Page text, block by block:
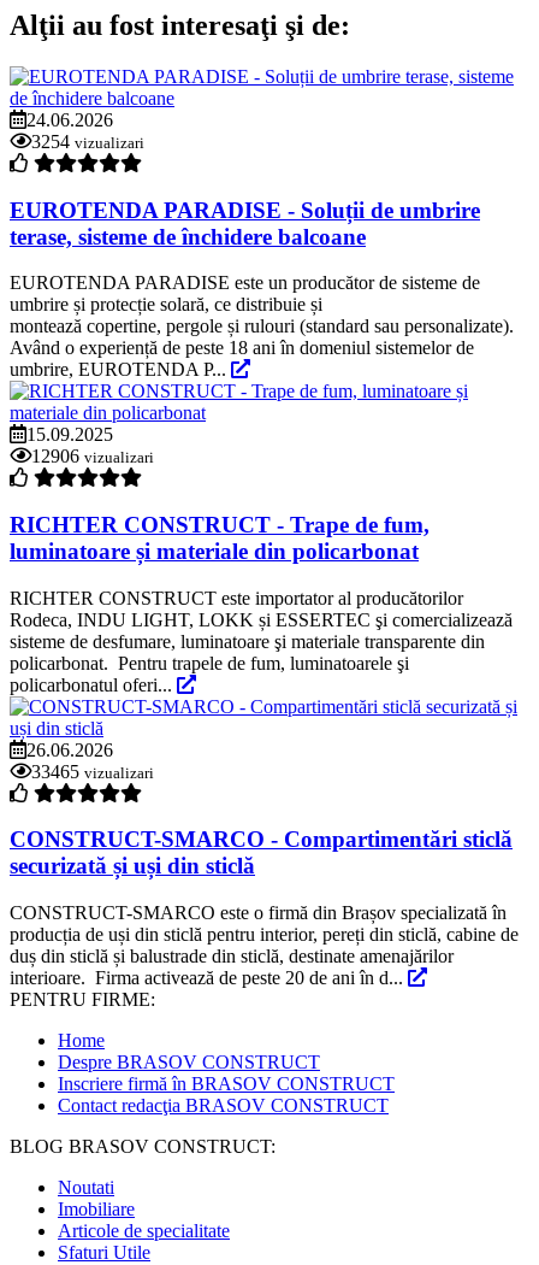
Alţii au fost interesaţi şi de:
24.06.2026
3254 vizualizari
EUROTENDA PARADISE - Soluții de umbrire
terase, sisteme de închidere balcoane
EUROTENDA PARADISE este un producător de sisteme de
umbrire și protecție solară, ce distribuie și
montează copertine, pergole și rulouri (standard sau personalizate).
Având o experiență de peste 18 ani în domeniul sistemelor de
umbrire, EUROTENDA P...
15.09.2025
12906 vizualizari
RICHTER CONSTRUCT - Trape de fum,
luminatoare și materiale din policarbonat
RICHTER CONSTRUCT este importator al producătorilor
Rodeca, INDU LIGHT, LOKK și ESSERTEC şi comercializează
sisteme de desfumare, luminatoare şi materiale transparente din
policarbonat. Pentru trapele de fum, luminatoarele şi
policarbonatul oferi...
26.06.2026
33465 vizualizari
CONSTRUCT-SMARCO - Compartimentări sticlă
securizată și uși din sticlă
CONSTRUCT-SMARCO este o firmă din Brașov specializată în
producția de uși din sticlă pentru interior, pereți din sticlă, cabine de
duș din sticlă și balustrade din sticlă, destinate amenajărilor
interioare. Firma activează de peste 20 de ani în d...
PENTRU FIRME:
Home
Despre BRASOV CONSTRUCT
Inscriere firmă în BRASOV CONSTRUCT
Contact redacţia BRASOV CONSTRUCT
BLOG BRASOV CONSTRUCT:
Noutati
Imobiliare
Articole de specialitate
Sfaturi Utile